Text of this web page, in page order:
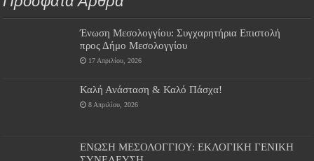
Ένωση Μεσολογγίου: Συγχαρητήρια Επιστολή
προς Δήμο Μεσολογγίου
17 Απριλίου, 2026
Καλή Ανάσταση & Καλό Πάσχα!
8 Απριλίου, 2026
ΕΝΩΣΗ ΜΕΣΟΛΟΓΓΙΟΥ: ΕΚΛΟΓΙΚΗ ΓΕΝΙΚΗ